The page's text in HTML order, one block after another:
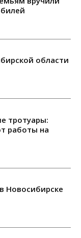
области
тротуары:
работы на
Новосибирске